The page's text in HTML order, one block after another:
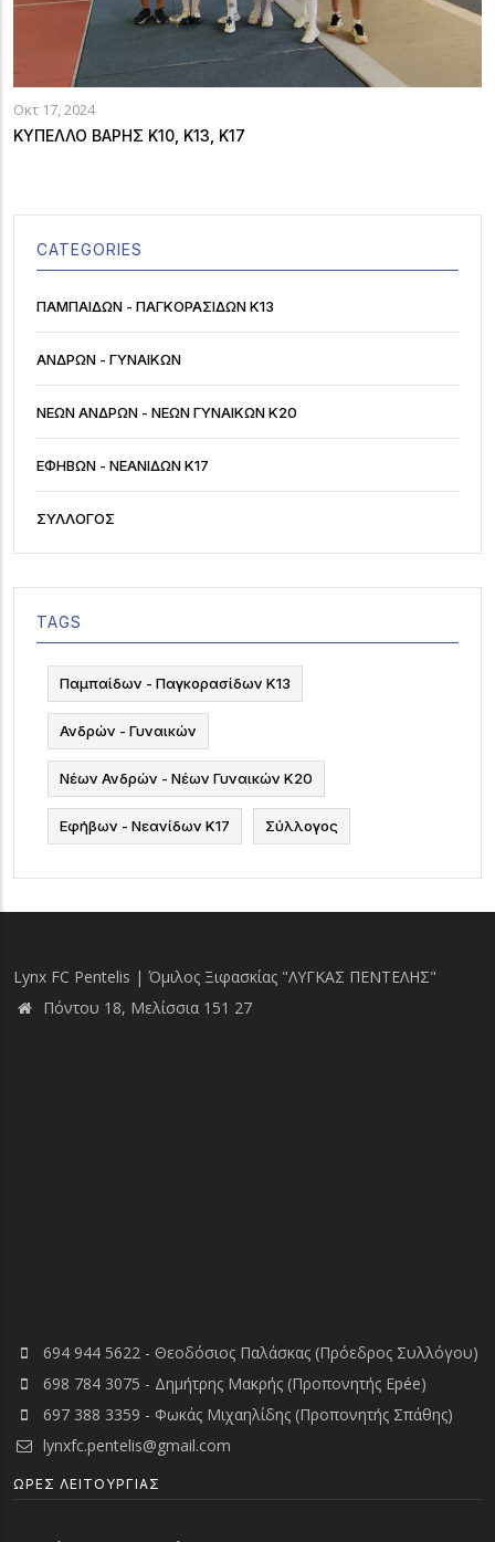
Οκτ 17, 2024
ΚΥΠΕΛΛΟ ΒΑΡΗΣ Κ10, Κ13, Κ17
CATEGORIES
ΠΑΜΠΑΊΔΩΝ - ΠΑΓΚΟΡΑΣΊΔΩΝ Κ13
ΑΝΔΡΏΝ - ΓΥΝΑΙΚΏΝ
ΝΈΩΝ ΑΝΔΡΏΝ - ΝΈΩΝ ΓΥΝΑΙΚΏΝ Κ20
ΕΦΉΒΩΝ - ΝΕΑΝΊΔΩΝ Κ17
ΣΎΛΛΟΓΟΣ
TAGS
Παμπαίδων - Παγκορασίδων Κ13
Ανδρών - Γυναικών
Νέων Ανδρών - Νέων Γυναικών Κ20
Εφήβων - Νεανίδων Κ17 Σύλλογος
Lynx FC Pentelis | Όμιλος Ξιφασκίας "ΛΥΓΚΑΣ ΠΕΝΤΕΛΗΣ"
Πόντου 18, Μελίσσια 151 27
694 944 5622 - Θεοδόσιος Παλάσκας (Πρόεδρος Συλλόγου)
698 784 3075 - Δημήτρης Μακρής (Προπονητής Epée)
697 388 3359 - Φωκάς Μιχαηλίδης (Προπονητής Σπάθης)
lynxfc.pentelis@gmail.com
ΏΡΕΣ ΛΕΙΤΟΥΡΓΙΑΣ